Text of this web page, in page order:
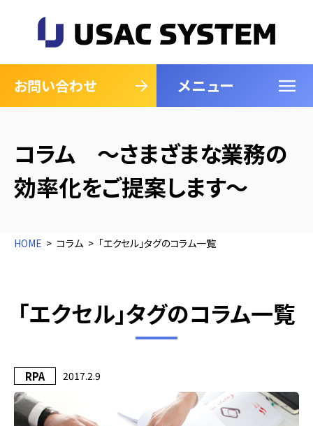
お問い合わせ メニュー
閉じる
コラム ～さまざまな業務の
効率化をご提案します～
HOME コラム 「エクセル」タグのコラム一覧
「エクセル」タグのコラム一覧
RPA 2017.2.9